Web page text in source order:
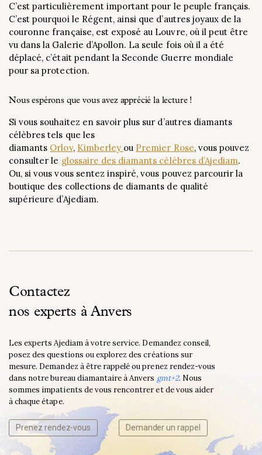
C’est particulièrement important pour le peuple français.
C’est pourquoi le Régent, ainsi que d’autres joyaux de la
couronne française, est exposé au Louvre, où il peut être
vu dans la Galerie d’Apollon. La seule fois où il a été
déplacé, c’était pendant la Seconde Guerre mondiale
pour sa protection.
Nous espérons que vous avez apprécié la lecture !
Si vous souhaitez en savoir plus sur d’autres diamants
célèbres tels que les
diamants Orlov, Kimberley ou Premier Rose, vous pouvez
consulter le glossaire des diamants célèbres d’Ajediam.
Ou, si vous vous sentez inspiré, vous pouvez parcourir la
boutique des collections de diamants de qualité
supérieure d’Ajediam.
Contactez
nos experts à Anvers
Les experts Ajediam à votre service. Demandez conseil,
posez des questions ou explorez des créations sur
mesure. Demandez à être rappelé ou prenez rendez-vous
dans notre bureau diamantaire à Anvers gmt+2. Nous
sommes impatients de vous rencontrer et de vous aider
à chaque étape.
Prenez rendez-vous Demander un rappel